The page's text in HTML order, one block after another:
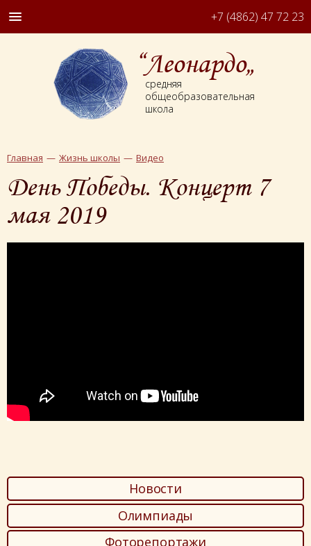
“Леонардо„
средняя
общеобразовательная
школа
+7 (4862) 47 72 23
Главная Жизнь школы Видео
День Победы. Концерт 7
мая 2019
Новости
Олимпиады
Фоторепортажи